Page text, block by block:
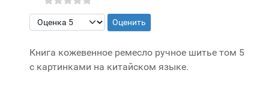
Пожалуйста, оцените
Книга кожевенное ремесло ручное шитье том 5
с картинками на китайском языке.